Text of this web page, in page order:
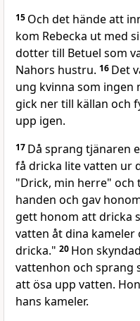
15 Och det hände att
kom Rebecka ut med
dotter till Betuel som
Nahors hustru. 16 Det
ung kvinna som ingen
gick ner till källan och
upp igen.
17 Då sprang tjänaren
få dricka lite vatten ur
"Drick, min herre" och
handen och gav
gett honom att dricka
vatten åt dina kameler
dricka." 20 Hon
vattenhon och sprang
att ösa upp vatten.
hans kameler.